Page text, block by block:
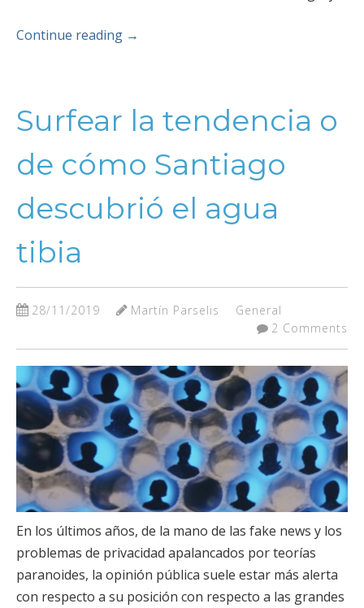
Continue reading →
Surfear la tendencia o
de cómo Santiago
descubrió el agua
tibia
28/11/2019 Martín Parselis
General
2 Comments
En los últimos años, de la mano de las fake news y los
problemas de privacidad apalancados por teorías
paranoides, la opinión pública suele estar más alerta
con respecto a su posición con respecto a las grandes